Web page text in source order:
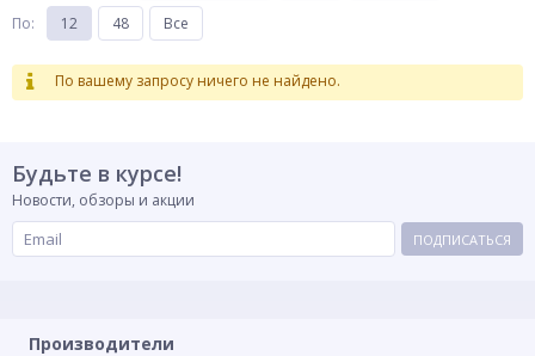
По: 12 48 Все
По вашему запросу ничего не найдено.
Будьте в курсе!
Новости, обзоры и акции
ПОДПИСАТЬСЯ
Производители